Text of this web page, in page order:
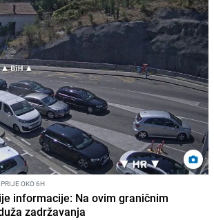
PRIJE OKO 6H
informacije: Na ovim graničnim
zadržavanja